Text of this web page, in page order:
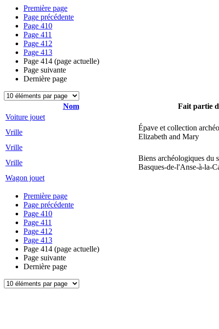
Première page
Page précédente
Page 410
Page 411
Page 412
Page 413
Page 414 (page actuelle)
Page suivante
Dernière page
Nom
Fait partie
Voiture jouet
Vrille
Épave et collection
Elizabeth and Mary
Vrille
Vrille
Biens archéologiques du
Basques-de-l'Anse-à-la-
Wagon jouet
Première page
Page précédente
Page 410
Page 411
Page 412
Page 413
Page 414 (page actuelle)
Page suivante
Dernière page